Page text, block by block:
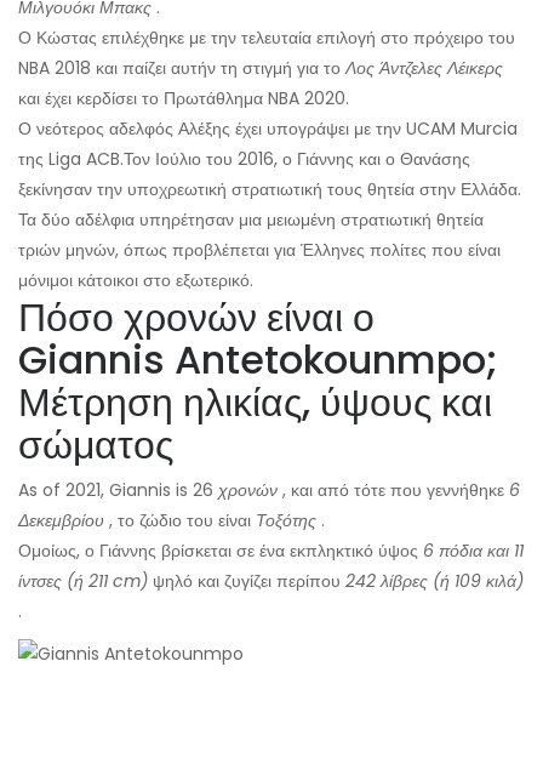
Μιλγουόκι Μπακς .
Ο Κώστας επιλέχθηκε με την τελευταία επιλογή στο πρόχειρο του
NBA 2018 και παίζει αυτήν τη στιγμή για τοΛος Άντζελες Λέικερς
και έχει κερδίσει το Πρωτάθλημα NBA 2020.
Ο νεότερος αδελφός Αλέξης έχει υπογράψει με την UCAM Murcia
της Liga ACB.Τον Ιούλιο του 2016, ο Γιάννης και ο Θανάσης
ξεκίνησαν την υποχρεωτική στρατιωτική τους θητεία στην Ελλάδα.
Τα δύο αδέλφια υπηρέτησαν μια μειωμένη στρατιωτική θητεία
τριών μηνών, όπως προβλέπεται για Έλληνες πολίτες που είναι
μόνιμοι κάτοικοι στο εξωτερικό.
Πόσο χρονών είναι ο
Giannis Antetokounmpo;
Μέτρηση ηλικίας, ύψους και
σώματος
As of 2021, Giannis is 26 χρονών , και από τότε που γεννήθηκε 6
Δεκεμβρίου , το ζώδιο του είναι Τοξότης .
Ομοίως, ο Γιάννης βρίσκεται σε ένα εκπληκτικό ύψος 6 πόδια και 11
ίντσες (ή 211 cm) ψηλό και ζυγίζει περίπου 242 λίβρες (ή 109 κιλά)
.